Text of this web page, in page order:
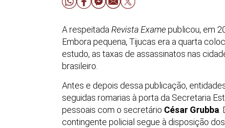
A respeitada Revista Examepublicou, em
Embora pequena, Tijucas era a quarta
estudo, as taxas de assassinatos nas
brasileiro.
Antes e depois dessa publicação,
seguidas romarias à porta da Secretaria
pessoais com o secretário César Grubba
contingente policial segue à disposição